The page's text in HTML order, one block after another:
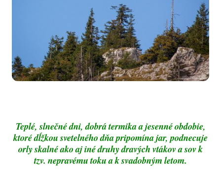
Teplé, slnečné dni, dobrá termika a jesenné obdobie,
ktoré dĺžkou svetelného dňa pripomína jar, podnecuje
orly skalné ako aj iné druhy dravých vtákov a sov k
tzv. nepravému toku a k svadobným letom.